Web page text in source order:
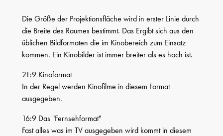
Die Größe der Projektionsfläche wird in erster Linie durch
die Breite des Raumes bestimmt. Das Ergibt sich aus den
üblichen Bildformaten die im Kinobereich zum Einsatz
kommen. Ein Kinobilder ist immer breiter als es hoch ist.
21:9 Kinoformat
In der Regel werden Kinofilme in diesem Format
ausgegeben.
16:9 Das "Fernsehformat"
Fast alles was im TV ausgegeben wird kommt in diesem